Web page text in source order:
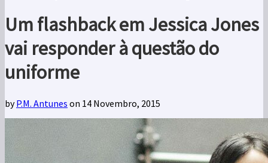
Um flashback em Jessica Jones
vai responder à questão do
uniforme
byP.M. Antunes on 14 Novembro, 2015